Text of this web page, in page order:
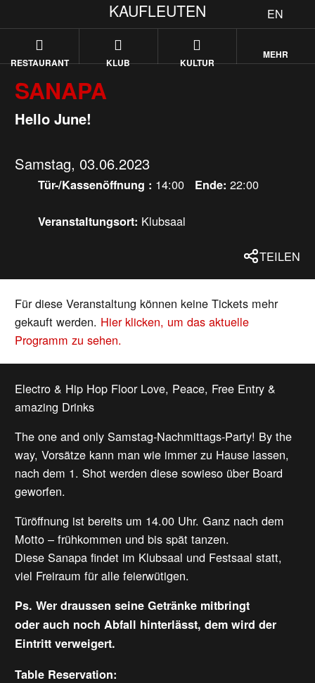
EN
KAUFLEUTEN
RESTAURANT KLUB KULTUR
MEHR
SANAPA
Hello June!
Samstag, 03.06.2023
Tür-/Kassenöffnung : 14:00 Ende: 22:00
Veranstaltungsort: Klubsaal
TEILEN
Für diese Veranstaltung können keine Tickets mehr
gekauft werden. Hier klicken, um das aktuelle
Programm zu sehen.
Electro & Hip Hop Floor Love, Peace, Free Entry &
amazing Drinks
The one and only Samstag-Nachmittags-Party! By the
way, Vorsätze kann man wie immer zu Hause lassen,
nach dem 1. Shot werden diese sowieso über Board
geworfen.
Türöffnung ist bereits um 14.00 Uhr. Ganz nach dem
Motto – frühkommen und bis spät tanzen.
Diese Sanapa findet im Klubsaal und Festsaal statt,
viel Freiraum für alle feierwütigen.
Ps. Wer draussen seine Getränke mitbringt
oder auch noch Abfall hinterlässt, dem wird der
Eintritt verweigert.
Table Reservation: